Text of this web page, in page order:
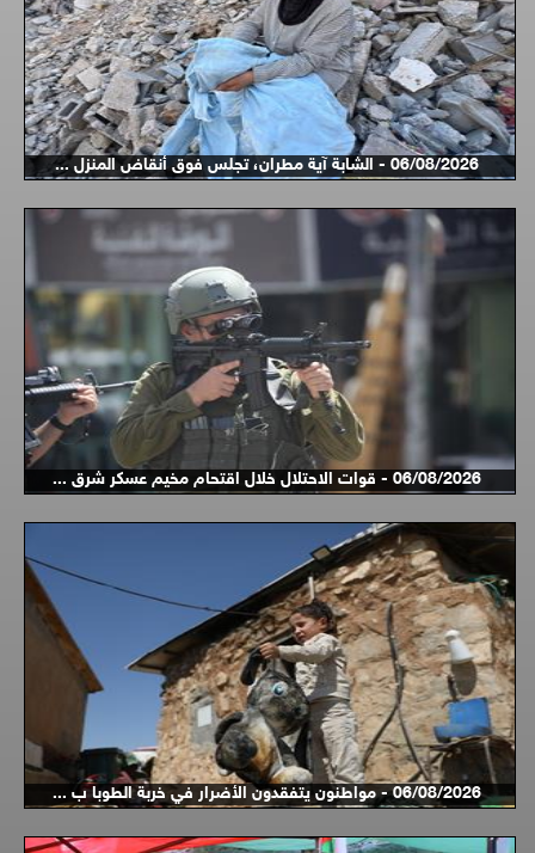
06/08/2026 - الشابة آية مطران، تجلس فوق أنقاض المنزل ...
06/08/2026 - قوات الاحتلال خلال اقتحام مخيم عسكر شرق ...
06/08/2026 - مواطنون يتفقدون الأضرار في خربة الطوبا ب ...